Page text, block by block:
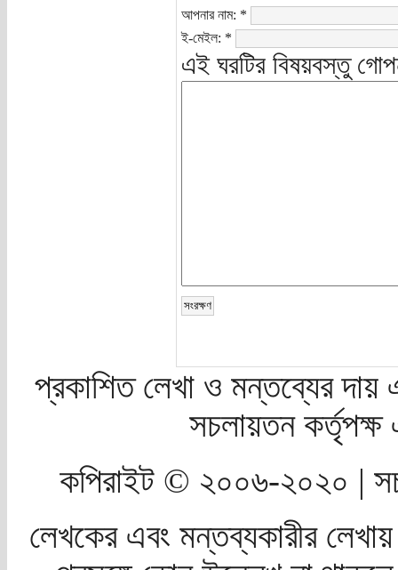
আপনার নাম: *
ই-মেইল: *
এই ঘরটির বিষয়বস্তু
প্রকাশিত লেখা ও মন্তব্যের দায়
সচলায়তন
কপিরাইট © ২০০৬-২০২০ |
লেখকের এবং মন্তব্যকারীর